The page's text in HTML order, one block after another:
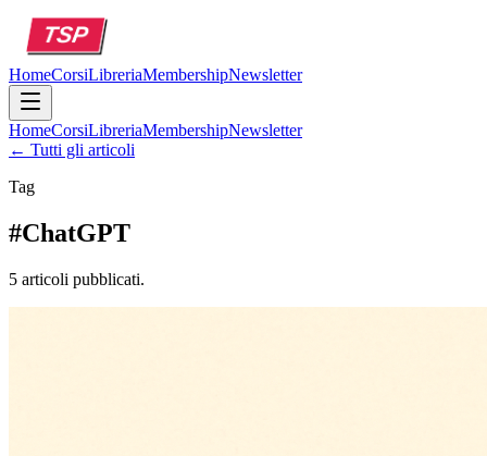
HomeCorsiLibreriaMembershipNewsletter
HomeCorsiLibreriaMembershipNewsletter
← Tutti gli articoli
Tag
#ChatGPT
5 articoli pubblicati.